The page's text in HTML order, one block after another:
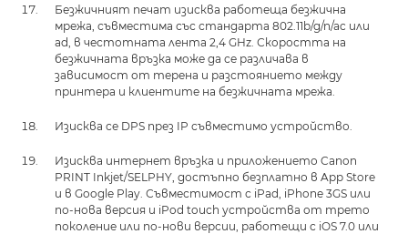
Безжичният печат изисква работеща безжична
мрежа, съвместима със стандарта 802.11b/g/n/ac или
ad, в честотната лента 2,4 GHz. Скоростта на
безжичната връзка може да се различава в
зависимост от терена и разстоянието между
принтера и клиентите на безжичната мрежа.
Изисква се DPS през IP съвместимо устройство.
Изисква интернет връзка и приложението Canon
PRINT Inkjet/SELPHY, достъпно безплатно в App Store
и в Google Play. Съвместимост с iPad, iPhone 3GS или
по-нова версия и iPod touch устройства от трето
поколение или по-нови версии, работещи с iOS 7.0 или